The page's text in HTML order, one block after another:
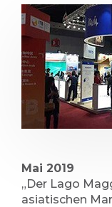
Mai 2019
„Der Lago
asiatischen